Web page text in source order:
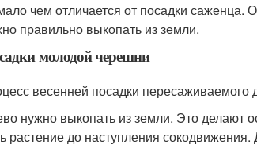
чем отличается от посадки саженца.
правильно выкопать из земли.
молодой черешни
весенней посадки пересаживаемого
нужно выкопать из земли. Это делают
растение до наступления сокодвижения.